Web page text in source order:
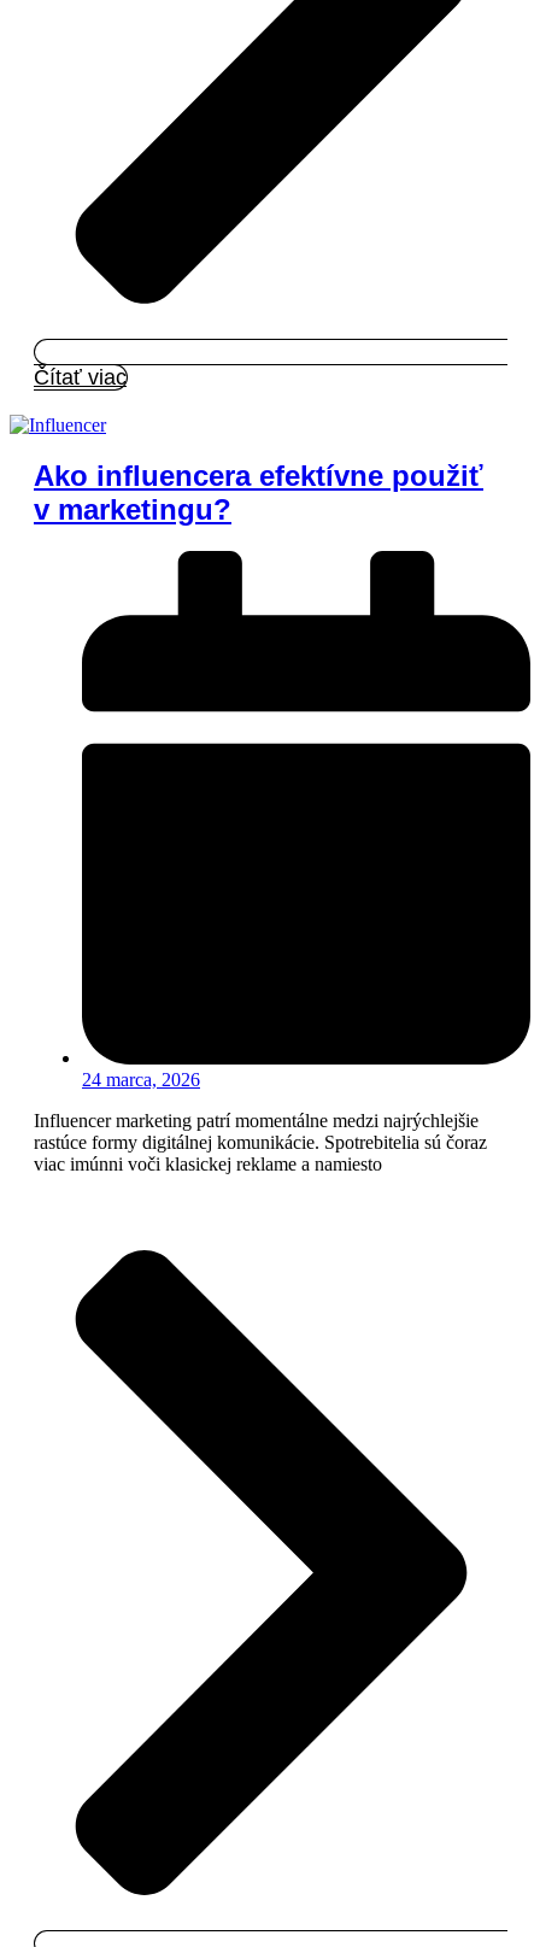
Čítať viac
Ako influencera efektívne použiť
v marketingu?
24 marca, 2026
Influencer marketing patrí momentálne medzi najrýchlejšie
rastúce formy digitálnej komunikácie. Spotrebitelia sú čoraz
viac imúnni voči klasickej reklame a namiesto